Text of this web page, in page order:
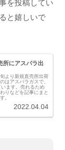
を投稿してい
と嬉しいで
所にアスパラ出
より新規直売所出荷
はアスパラガスで、
ます。売れるため
りなどを記事にまと
。
2022.04.04